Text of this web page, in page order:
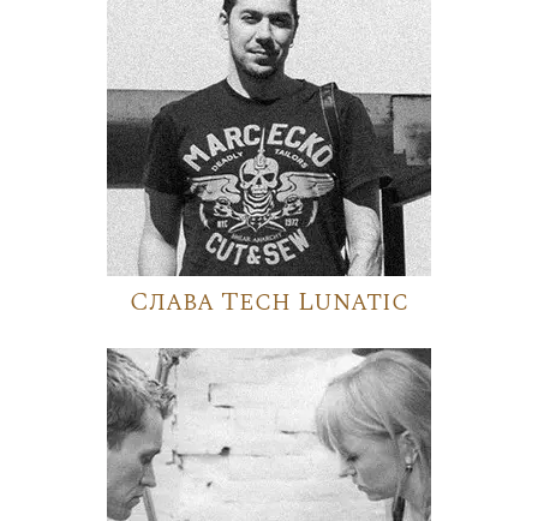
Слава Tech Lunatic